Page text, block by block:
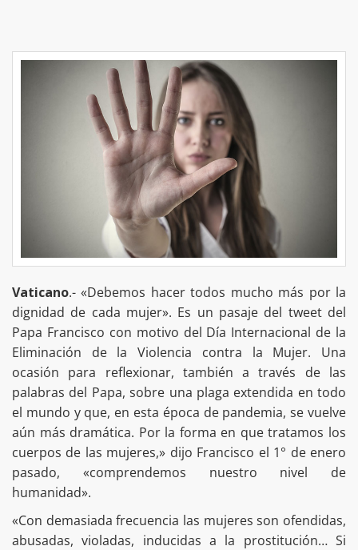
Vaticano.- «Debemos hacer todos mucho más por la
dignidad de cada mujer». Es un pasaje del tweet del
Papa Francisco con motivo del Día Internacional de la
Eliminación de la Violencia contra la Mujer. Una
ocasión para reflexionar, también a través de las
palabras del Papa, sobre una plaga extendida en todo
el mundo y que, en esta época de pandemia, se vuelve
aún más dramática. Por la forma en que tratamos los
cuerpos de las mujeres,» dijo Francisco el 1° de enero
pasado, «comprendemos nuestro nivel de
humanidad».
«Con demasiada frecuencia las mujeres son ofendidas,
abusadas, violadas, inducidas a la prostitución… Si